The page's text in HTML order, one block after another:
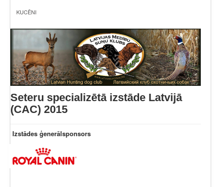
KUCĒNI
Seteru specializētā izstāde Latvijā
(CAC) 2015
Izstādes ģenerālsponsors